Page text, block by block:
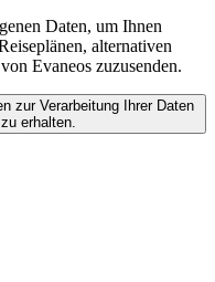
Daten, um Ihnen
alternativen
Evaneos zuzusenden.
zur Verarbeitung Ihrer Daten
erhalten.